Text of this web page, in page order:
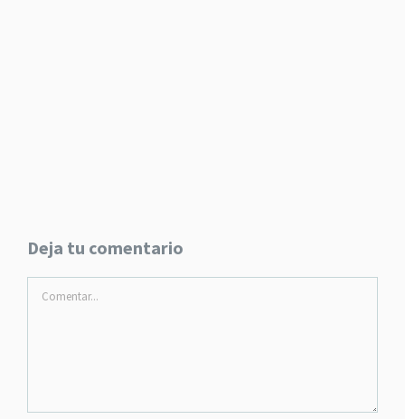
Deja tu comentario
Comentar